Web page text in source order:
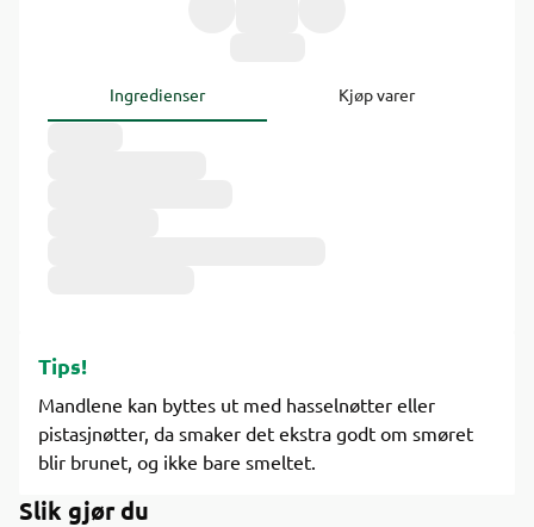
Ingredienser Kjøp varer
Tips!
Mandlene kan byttes ut med hasselnøtter eller
pistasjnøtter, da smaker det ekstra godt om smøret
blir brunet, og ikke bare smeltet.
Slik gjør du